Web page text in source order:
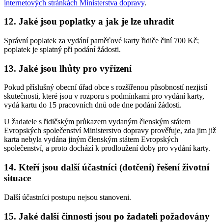
internetových stránkách Ministerstva dopravy.
12. Jaké jsou poplatky a jak je lze uhradit
Správní poplatek za vydání paměťové karty řidiče činí 700 Kč;
poplatek je splatný při podání žádosti.
13. Jaké jsou lhůty pro vyřízení
Pokud příslušný obecní úřad obce s rozšířenou působností nezjistí
skutečnosti, které jsou v rozporu s podmínkami pro vydání karty,
vydá kartu do 15 pracovních dnů ode dne podání žádosti.
U žadatele s řidičským průkazem vydaným členským státem
Evropských společenství Ministerstvo dopravy prověřuje, zda jim již
karta nebyla vydána jiným členským státem Evropských
společenství, a proto dochází k prodloužení doby pro vydání karty.
14. Kteří jsou další účastníci (dotčení) řešení životní
situace
Další účastníci postupu nejsou stanoveni.
15. Jaké další činnosti jsou po žadateli požadovány